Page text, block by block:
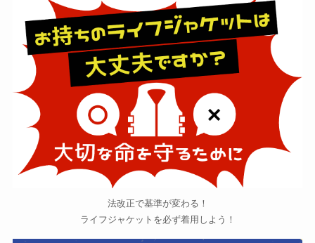
法改正で基準が変わる！
ライフジャケットを必ず着用しよう！